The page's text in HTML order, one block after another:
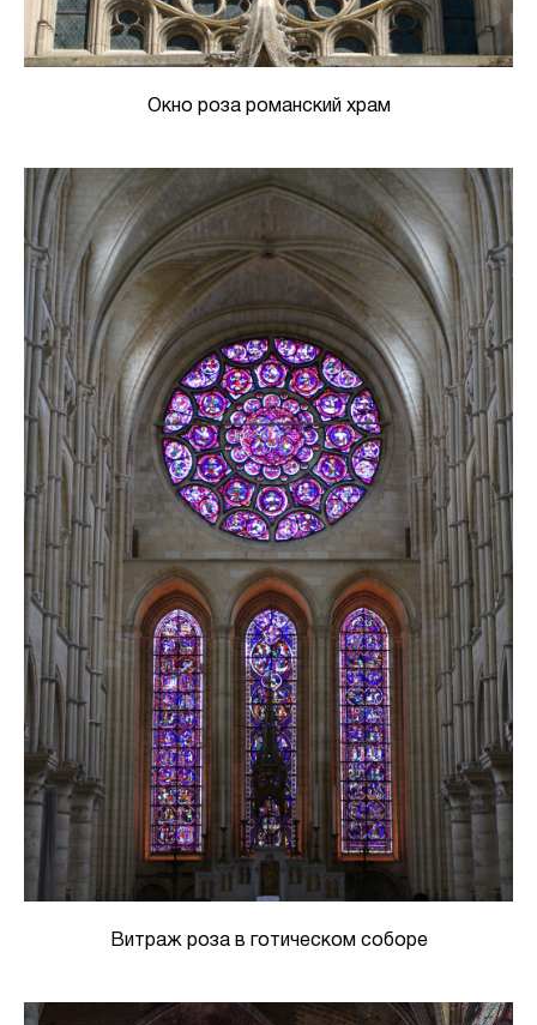
Окно роза романский храм
Витраж роза в готическом соборе